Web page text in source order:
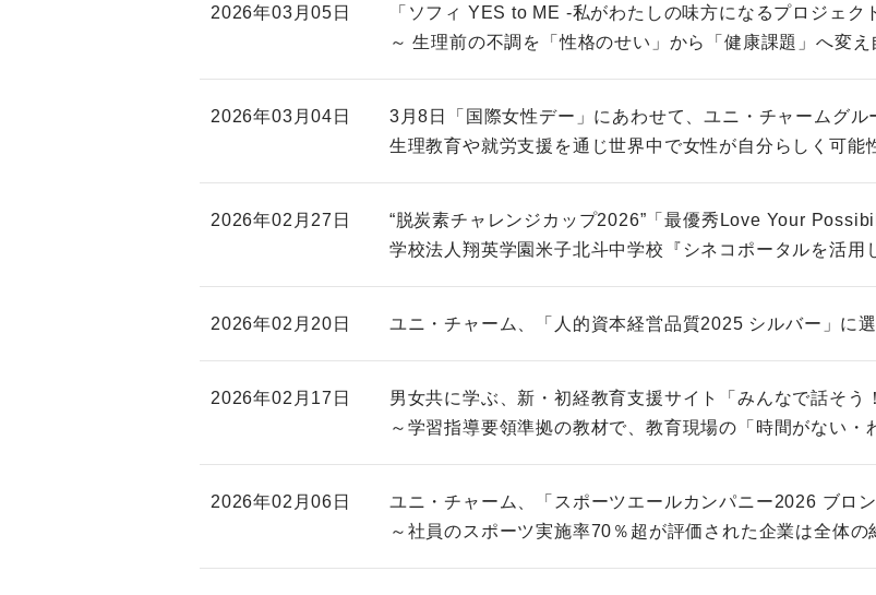
2026年03月05日
「ソフィ YES to ME -私がわたしの味方になるプロジェク
～ 生理前の不調を「性格のせい」から「健康課題」へ変
2026年03月04日
3月8日「国際女性デー」にあわせて、ユニ・チャームグル
生理教育や就労支援を通じ世界中で女性が自分らしく可能
2026年02月27日
“脱炭素チャレンジカップ2026”「最優秀Love Your
学校法人翔英学園米子北斗中学校『シネコポータルを活用
2026年02月20日 ユニ・チャーム、「人的資本経営品質2025 シルバー」に
2026年02月17日
男女共に学ぶ、新・初経教育支援サイト「みんなで話そう
～学習指導要領準拠の教材で、教育現場の「時間がない・
2026年02月06日
ユニ・チャーム、「スポーツエールカンパニー2026 ブロ
～社員のスポーツ実施率70％超が評価された企業は全体の